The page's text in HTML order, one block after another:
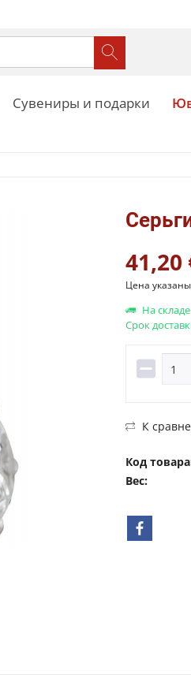
Сувениры и подарки
41,20
Цена
На
Срок
К
Код
Вес: